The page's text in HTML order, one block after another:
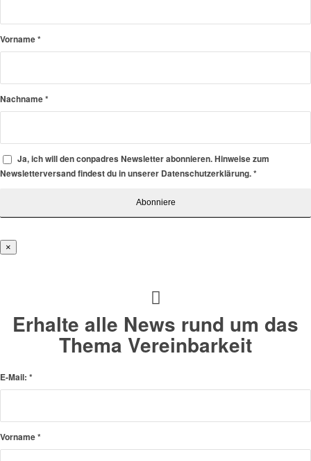
Vorname*
Nachname*
Ja, ich will den conpadres Newsletter abonnieren. Hinweise zum
Newsletterversand findest du in unserer Datenschutzerklärung.*
×
Erhalte alle News rund um das
Thema Vereinbarkeit
E-Mail: *
Vorname*